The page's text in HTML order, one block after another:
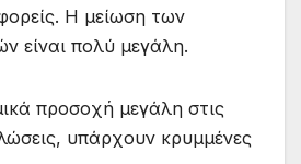
Η μείωση των
είναι πολύ μεγάλη.
προσοχή μεγάλη στις
υπάρχουν κρυμμένες